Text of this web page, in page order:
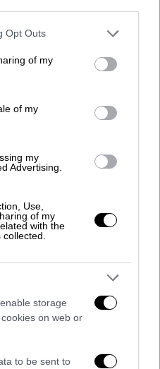
uses one or more Google
behaviour. You may click to
and its third-party tags to
purposes in below Google
Opt Outs
of my
of my
my
Advertising.
Use,
of my
with the
storage
on web or
to be sent to
γλιστράει
. Μου είπε
να την κρατήσω,
κρατηθεί
και
ιστορία», είπε
Καφενιώτου.
Όταν το
παιδιά, τώρα
τρίαπαιδιά,
ξέσπασε η
2024 η ίδια